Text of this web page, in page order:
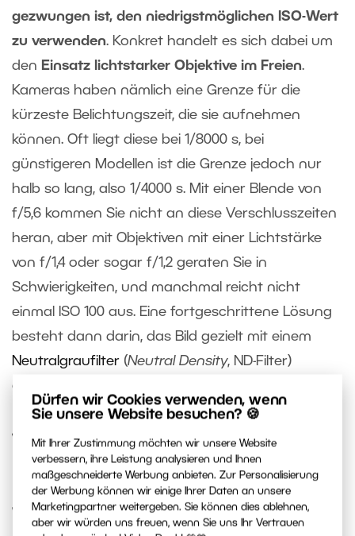
Dürfen wir Cookies verwenden, wenn
Sie unsere Website besuchen? 🍪
Mit Ihrer Zustimmung möchten wir unsere Website
verbessern, ihre Leistung analysieren und Ihnen
maßgeschneiderte Werbung anbieten. Zur Personalisierung
der Werbung können wir einige Ihrer Daten an unsere
Marketingpartner weitergeben. Sie können dies ablehnen,
aber wir würden uns freuen, wenn Sie uns Ihr Vertrauen
gezwungen ist, den niedrigstmöglichen ISO-Wert
zu verwenden. Konkret handelt es sich dabei um
den Einsatz lichtstarker Objektive im Freien.
Kameras haben nämlich eine Grenze für die
kürzeste Belichtungszeit, die sie aufnehmen
können. Oft liegt diese bei 1/8000 s, bei
günstigeren Modellen ist die Grenze jedoch nur
halb so lang, also 1/4000 s. Mit einer Blende von
f/5,6 kommen Sie nicht an diese Verschlusszeiten
heran, aber mit Objektiven mit einer Lichtstärke
von f/1,4 oder sogar f/1,2 geraten Sie in
Schwierigkeiten, und manchmal reicht nicht
einmal ISO 100 aus. Eine fortgeschrittene Lösung
besteht dann darin, das Bild gezielt mit einem
Neutralgraufilter (Neutral Density, ND-Filter)
abzudunkeln.
Wann ist eine hohe ISO-
Einstellung angebracht?
Wo genau die Grenze für hohe ISO-Werte liegt, ist